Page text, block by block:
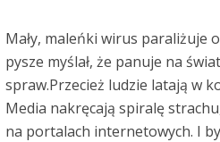
Mały, maleńki wirus paraliżuje
pysze myślał, że panuje na
spraw.Przecież ludzie latają w
Media nakręcają spiralę
na portalach internetowych. I